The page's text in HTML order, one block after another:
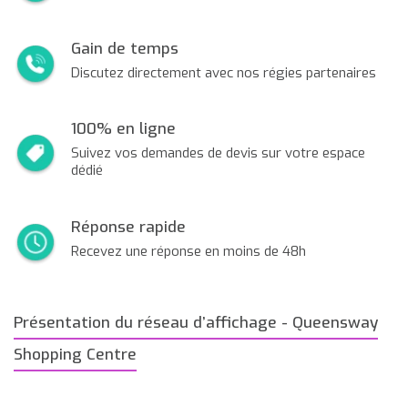
Gain de temps
Discutez directement avec nos régies partenaires
100% en ligne
Suivez vos demandes de devis sur votre espace
dédié
Réponse rapide
Recevez une réponse en moins de 48h
Présentation du réseau d’affichage - Queensway
Shopping Centre